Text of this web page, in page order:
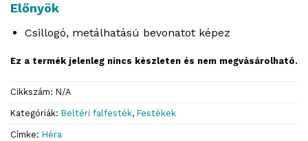
Előnyök
Csillogó, metálhatású bevonatot képez
Ez a termék jelenleg nincs készleten és nem megvásárolható.
Cikkszám: N/A
Kategóriák: Beltéri falfesték, Festékek
Címke: Héra